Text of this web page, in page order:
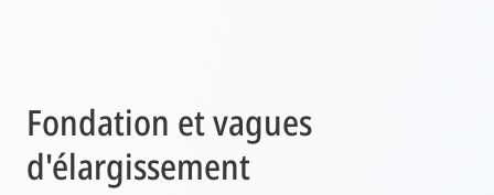
Fondation et vagues
d'élargissement